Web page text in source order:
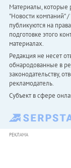
Материалы, которые
"Новости компаний"
публикуются на
подготовке этого
материалах.
Редакция не несет
обнародованные в
законодательству,
рекламодатель.
Субъект в сфере
РЕКЛАМА